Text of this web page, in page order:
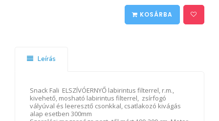
KOSÁRBA
Leírás
Snack Fali ELSZÍVÓERNYŐ labirintus filterrel, r.m.,
kivehető, mosható labirintus filterrel, zsírfogó
vályúval és leeresztő csonkkal, csatlakozó kivágás
alap esetben 300mm